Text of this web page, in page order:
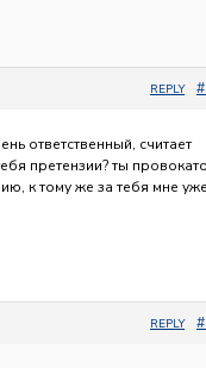
REPLY
ответственный, считает
претензии? ты
к тому же за тебя мне уже
REPLY